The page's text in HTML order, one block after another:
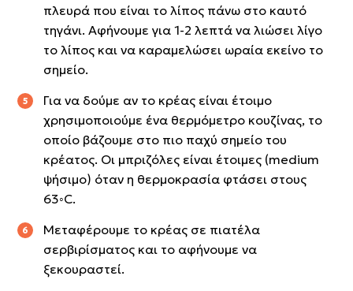
πλευρά που είναι το λίπος πάνω στο καυτό
τηγάνι. Αφήνουμε για 1-2 λεπτά να λιώσει λίγο
το λίπος και να καραμελώσει ωραία εκείνο το
σημείο.
Για να δούμε αν το κρέας είναι έτοιμο
χρησιμοποιούμε ένα θερμόμετρο κουζίνας, το
οποίο βάζουμε στο πιο παχύ σημείο του
κρέατος. Οι μπριζόλες είναι έτοιμες (medium
ψήσιμο) όταν η θερμοκρασία φτάσει στους
63◦C.
Μεταφέρουμε το κρέας σε πιατέλα
σερβιρίσματος και το αφήνουμε να
ξεκουραστεί.